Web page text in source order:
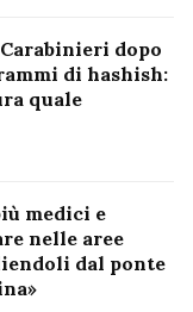
dopo
di hashish:
quale
medici e
nelle aree
dal ponte